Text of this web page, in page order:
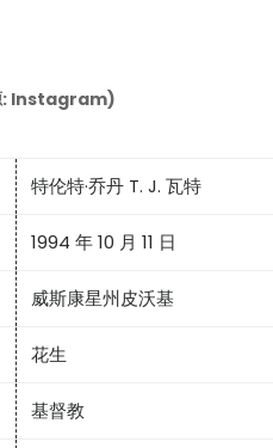
Instagram)
特伦特·乔丹 T. J. 瓦特
1994 年 10 月 11 日
威斯康星州皮沃基
花生
基督教